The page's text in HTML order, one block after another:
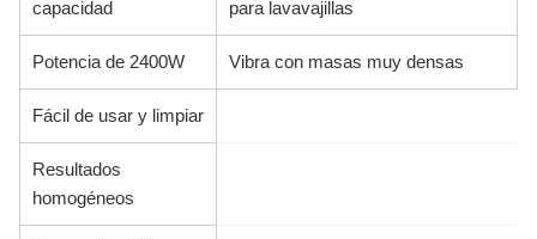
capacidad
para lavavajillas
Potencia de 2400W Vibra con masas muy densas
Fácil de usar y limpiar
Resultados
homogéneos